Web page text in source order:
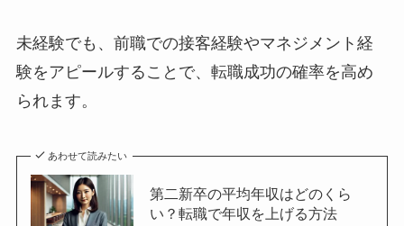
未経験でも、前職での接客経験やマネジメント経
験をアピールすることで、転職成功の確率を高め
られます。
あわせて読みたい
第二新卒の平均年収はどのくら
い？転職で年収を上げる方法